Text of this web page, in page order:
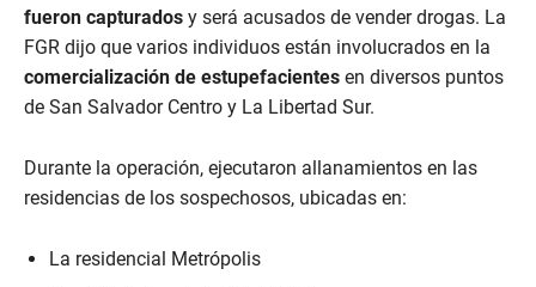
fueron capturados y será acusados de vender drogas. La
FGR dijo que varios individuos están involucrados en la
comercialización de estupefacientes en diversos puntos
de San Salvador Centro y La Libertad Sur.
Durante la operación, ejecutaron allanamientos en las
residencias de los sospechosos, ubicadas en:
La residencial Metrópolis